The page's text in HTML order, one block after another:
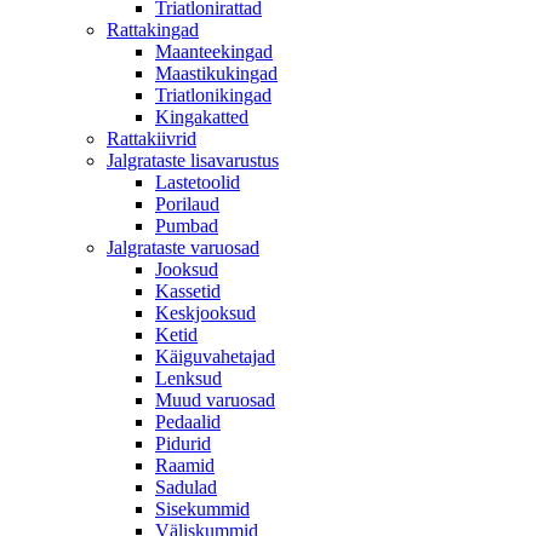
Triatlonirattad
Rattakingad
Maanteekingad
Maastikukingad
Triatlonikingad
Kingakatted
Rattakiivrid
Jalgrataste lisavarustus
Lastetoolid
Porilaud
Pumbad
Jalgrataste varuosad
Jooksud
Kassetid
Keskjooksud
Ketid
Käiguvahetajad
Lenksud
Muud varuosad
Pedaalid
Pidurid
Raamid
Sadulad
Sisekummid
Väliskummid